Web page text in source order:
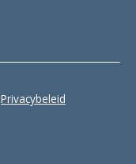
Privacybeleid